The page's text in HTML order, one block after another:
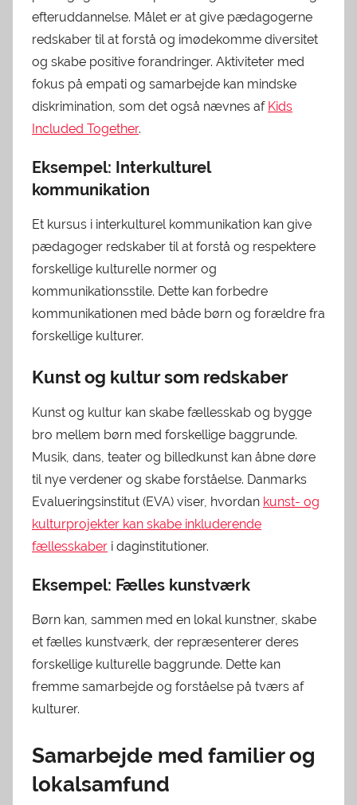
efteruddannelse. Målet er at give pædagogerne
redskaber til at forstå og imødekomme diversitet
og skabe positive forandringer. Aktiviteter med
fokus på empati og samarbejde kan mindske
diskrimination, som det også nævnes af Kids
Included Together.
Eksempel: Interkulturel
kommunikation
Et kursus i interkulturel kommunikation kan give
pædagoger redskaber til at forstå og respektere
forskellige kulturelle normer og
kommunikationsstile. Dette kan forbedre
kommunikationen med både børn og forældre fra
forskellige kulturer.
Kunst og kultur som redskaber
Kunst og kultur kan skabe fællesskab og bygge
bro mellem børn med forskellige baggrunde.
Musik, dans, teater og billedkunst kan åbne døre
til nye verdener og skabe forståelse. Danmarks
Evalueringsinstitut (EVA) viser, hvordan kunst- og
kulturprojekter kan skabe inkluderende
fællesskaber i daginstitutioner.
Eksempel: Fælles kunstværk
Børn kan, sammen med en lokal kunstner, skabe
et fælles kunstværk, der repræsenterer deres
forskellige kulturelle baggrunde. Dette kan
fremme samarbejde og forståelse på tværs af
kulturer.
Samarbejde med familier og
lokalsamfund